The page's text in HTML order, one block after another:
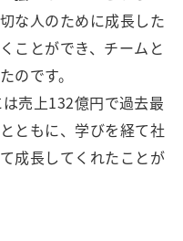
な人のために成長した
ことができ、チームと
のです。
売上132億円で過去最
ともに、学びを経て社
成長してくれたことが